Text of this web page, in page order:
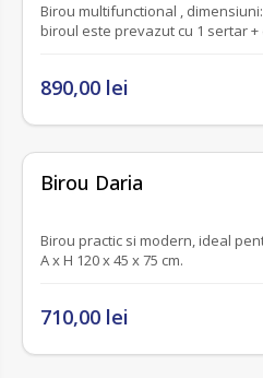
Birou multifunctional , dimensiuni: L x A x H 120/111 x 78 x 98,
biroul este prevazut cu 1 sertar +
890,00 lei
Birou Daria
Birou practic si modern, ideal pentru spatii mici dimensiuni: L x
A x H 120 x 45 x 75 cm.
710,00 lei